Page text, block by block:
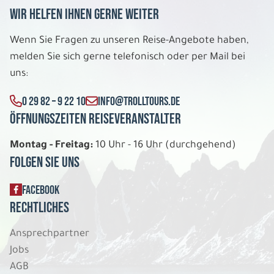
Mo. 28.12. - Sa. 02.01.2027
Exklusives Lappland 5 Nächte
P.P. AB
6 Tage
Scenic View Suite DU/WC Doppelbelegung
Wir helfen Ihnen gerne weiter
Wenn Sie Fragen zu unseren Reise-Angebote haben,
melden Sie sich gerne telefonisch oder per Mail bei
uns:
0 29 82 – 9 22 10 INFO@TROLLTOURS.DE
Öffnungszeiten Reiseveranstalter
Montag - Freitag: 10 Uhr - 16 Uhr (durchgehend)
Folgen Sie uns
FACEBOOK
Rechtliches
Ansprechpartner
Jobs
AGB